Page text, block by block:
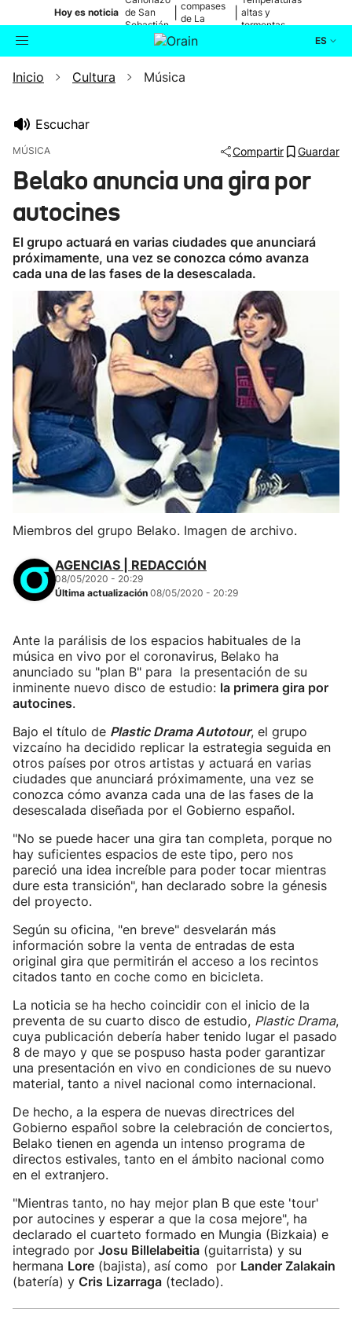
Hoy es noticia de San
Sebastián
compases
de La
altas y
tormentas
ES
Buscador Actualidad
Eguraldia
Inicio Cultura Música
Escuchar
MÚSICA Compartir Guardar
Belako anuncia una gira por
autocines
El grupo actuará en varias ciudades que anunciará
próximamente, una vez se conozca cómo avanza
cada una de las fases de la desescalada.
Miembros del grupo Belako. Imagen de archivo.
AGENCIAS | REDACCIÓN
08/05/2020 - 20:29
Última actualización 08/05/2020 - 20:29
Ante la parálisis de los espacios habituales de la
música en vivo por el coronavirus, Belako ha
anunciado su "plan B" para la presentación de su
inminente nuevo disco de estudio: la primera gira por
autocines.
Bajo el título de Plastic Drama Autotour, el grupo
vizcaíno ha decidido replicar la estrategia seguida en
otros países por otros artistas y actuará en varias
ciudades que anunciará próximamente, una vez se
conozca cómo avanza cada una de las fases de la
desescalada diseñada por el Gobierno español.
"No se puede hacer una gira tan completa, porque no
hay suficientes espacios de este tipo, pero nos
pareció una idea increíble para poder tocar mientras
dure esta transición", han declarado sobre la génesis
del proyecto.
Según su oficina, "en breve" desvelarán más
información sobre la venta de entradas de esta
original gira que permitirán el acceso a los recintos
citados tanto en coche como en bicicleta.
La noticia se ha hecho coincidir con el inicio de la
preventa de su cuarto disco de estudio, Plastic Drama,
cuya publicación debería haber tenido lugar el pasado
8 de mayo y que se pospuso hasta poder garantizar
una presentación en vivo en condiciones de su nuevo
material, tanto a nivel nacional como internacional.
De hecho, a la espera de nuevas directrices del
Gobierno español sobre la celebración de conciertos,
Belako tienen en agenda un intenso programa de
directos estivales, tanto en el ámbito nacional como
en el extranjero.
"Mientras tanto, no hay mejor plan B que este 'tour'
por autocines y esperar a que la cosa mejore", ha
declarado el cuarteto formado en Mungia (Bizkaia) e
integrado por Josu Billelabeitia (guitarrista) y su
hermana Lore (bajista), así como por Lander Zalakain
(batería) y Cris Lizarraga (teclado).